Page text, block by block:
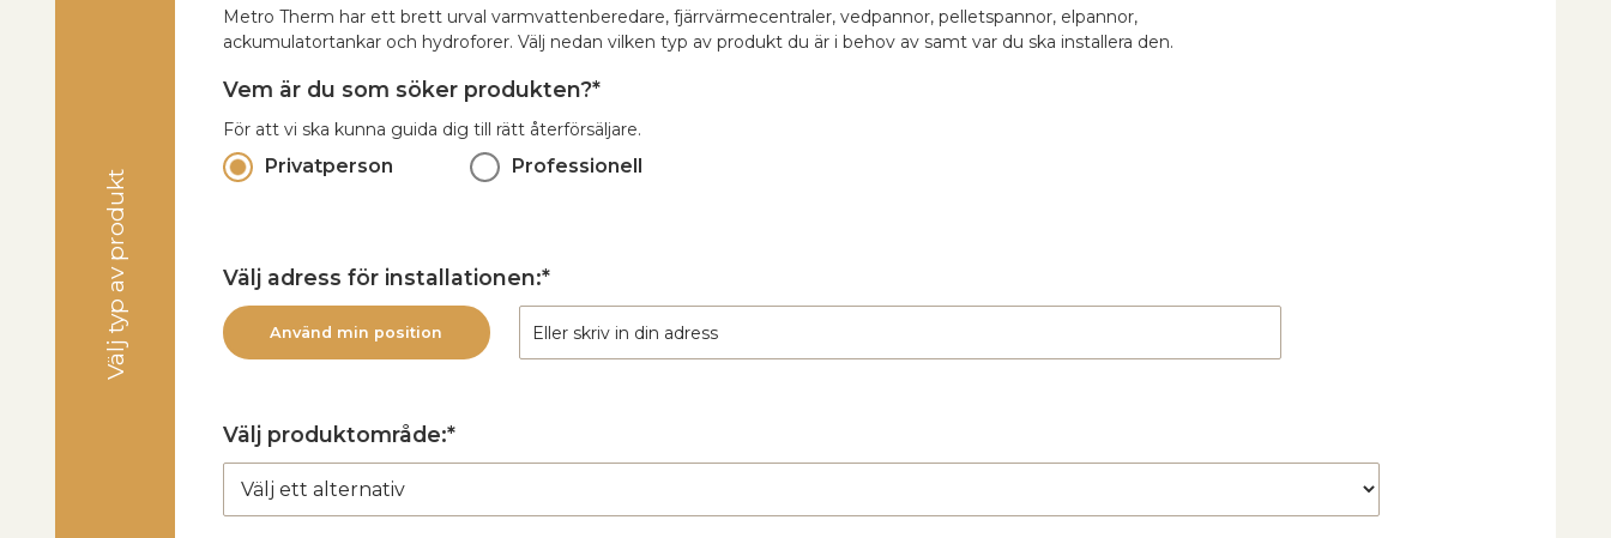
Välj typ av produkt
Metro Therm har ett brett urval varmvattenberedare, fjärrvärmecentraler, vedpannor, pelletspannor, elpannor,
ackumulatortankar och hydroforer. Välj nedan vilken typ av produkt du är i behov av samt var du ska installera den.
Vem är du som söker produkten?*
För att vi ska kunna guida dig till rätt återförsäljare.
Privatperson Professionell
Välj adress för installationen:*
Använd min position
Välj produktområde:*